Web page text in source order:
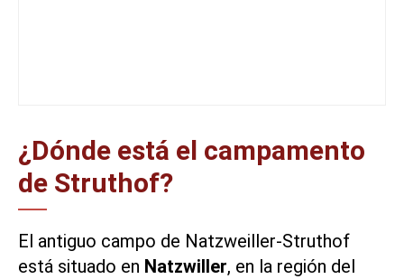
¿Dónde está el campamento
de Struthof?
El antiguo campo de Natzweiller-Struthof
está situado en Natzwiller, en la región del